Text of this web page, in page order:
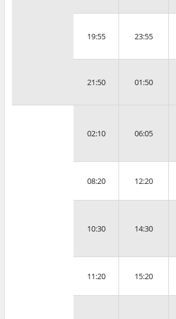
19:55 23:55
21:50 01:50
02:10 06:05
08:20 12:20
10:30 14:30
11:20 15:20